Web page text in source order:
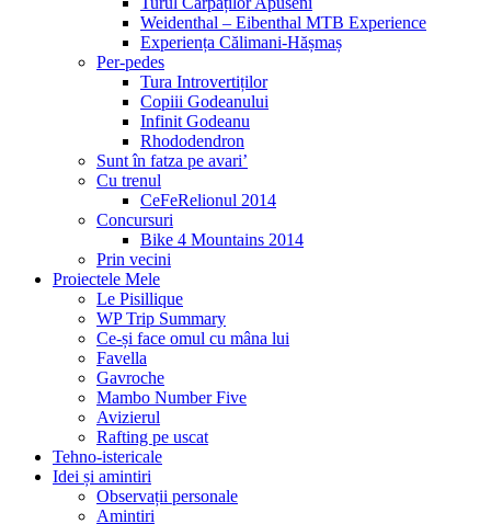
Weidenthal – Eibenthal MTB Experience
Experiența Călimani-Hășmaș
Per-pedes
Tura Introvertiților
Copiii Godeanului
Infinit Godeanu
Rhododendron
Sunt în fatza pe avari’
Cu trenul
CeFeRelionul 2014
Concursuri
Bike 4 Mountains 2014
Prin vecini
Proiectele Mele
Le Pisillique
WP Trip Summary
Ce-și face omul cu mâna lui
Favella
Gavroche
Mambo Number Five
Avizierul
Rafting pe uscat
Tehno-istericale
Idei și amintiri
Observații personale
Amintiri